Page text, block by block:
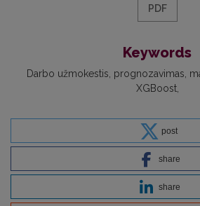
PDF
Keywords
Darbo užmokestis prognozavimas
XGBoost
post
share
share